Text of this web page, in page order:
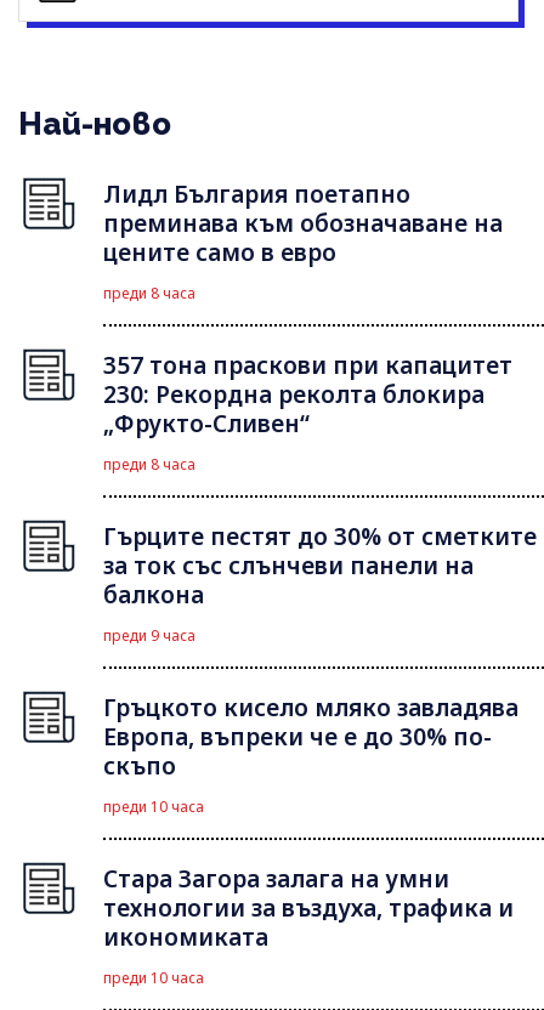
Най-ново
Лидл България поетапно
преминава към обозначаване на
цените само в евро
преди 8 часа
357 тона праскови при капацитет
230: Рекордна реколта блокира
„Фрукто-Сливен“
преди 8 часа
Гърците пестят до 30% от сметките
за ток със слънчеви панели на
балкона
преди 9 часа
Гръцкото кисело мляко завладява
Европа, въпреки че е до 30% по-
скъпо
преди 10 часа
Стара Загора залага на умни
технологии за въздуха, трафика и
икономиката
преди 10 часа